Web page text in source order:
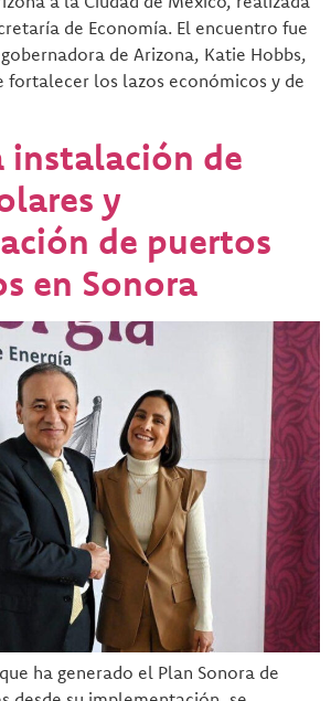
de Economía. El encuentro fue
de Arizona, Katie Hobbs,
fortalecer los lazos económicos y de
instalación de
y
de puertos
en Sonora
ha generado el Plan Sonora de